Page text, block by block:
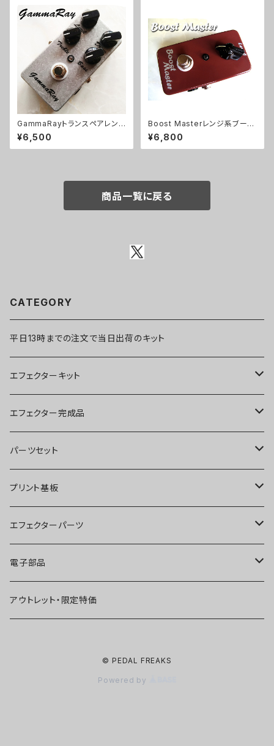
GammaRayトランスペアレント
系ODキット【BASIC KIT】
¥6,500
Boost Masterレンジ系ブース
ターキット【BASIC KIT】
¥6,800
商品一覧に戻る
CATEGORY
平日13時までの注文で当日出荷のキット
エフェクターキット
ブースター
オーバードライブ
ディストーション
ファズ
プリアンプ
空間系
エフェクター完成品
ブースター
オーバードライブ
ディストーション
ファズ
空間系
パーツセット
ブースター
オーバードライブ
ディストーション
ファズ
プリント基板
オーバードライブ
ディストーション
ファズ
エフェクターパーツ
スイッチ
ジャック
電子部品
IC
アウトレット・限定特価
© PEDAL FREAKS
Powered by